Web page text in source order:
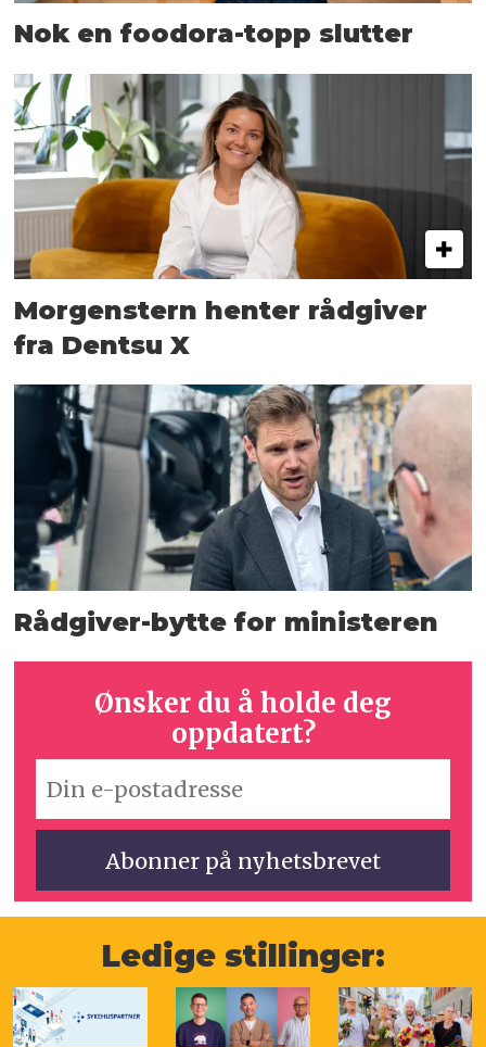
Nok en foodora-topp slutter
Morgenstern henter rådgiver
fra Dentsu X
Rådgiver-bytte for ministeren
Ønsker du å holde deg
oppdatert?
Ledige stillinger: